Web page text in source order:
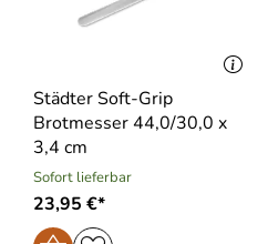
Städter Soft-Grip
Brotmesser 44,0/30,0 x
3,4 cm
Sofort lieferbar
23,95 €*